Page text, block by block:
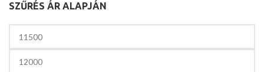
SZŰRÉS ÁR ALAPJÁN